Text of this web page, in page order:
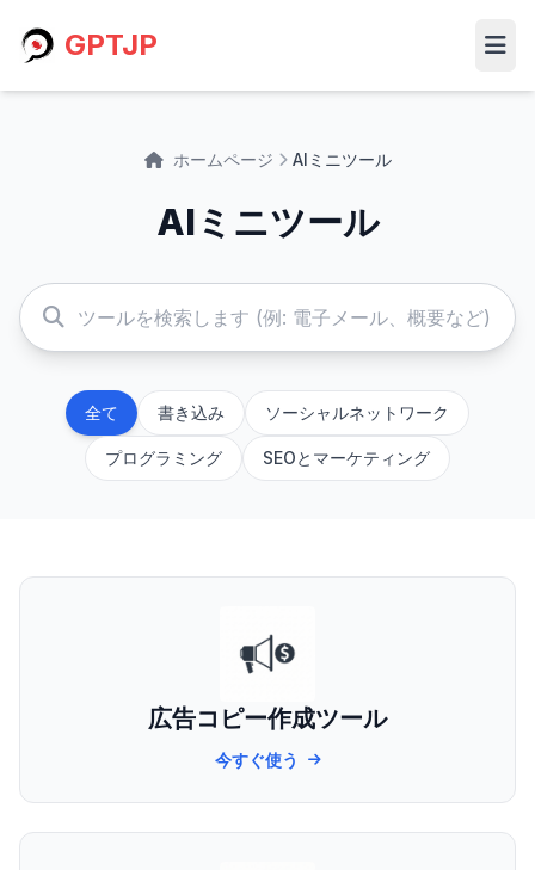
GPTJP
ホームページ AIミニツール
AIミニツール
全て 書き込み ソーシャルネットワーク
プログラミング SEOとマーケティング
広告コピー作成ツール
今すぐ使う